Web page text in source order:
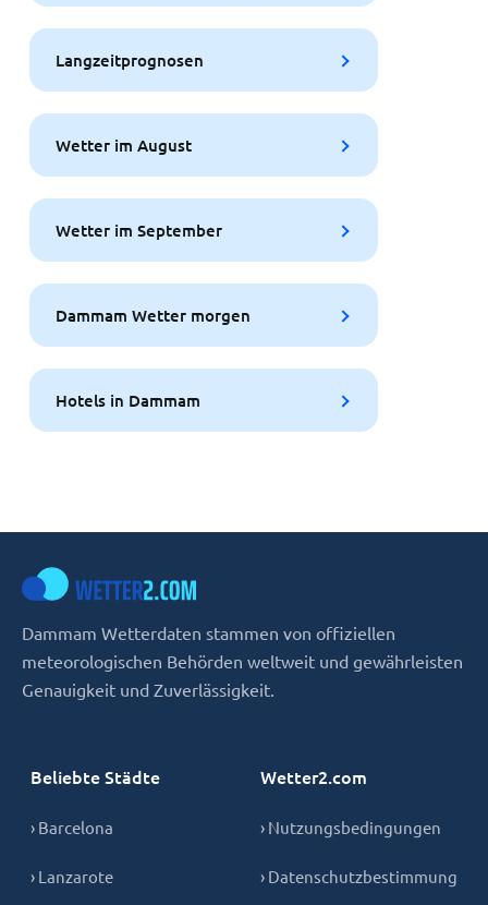
Langzeitprognosen
Wetter im August
Wetter im September
Dammam Wetter morgen
Hotels in Dammam
Dammam Wetterdaten stammen von offiziellen
meteorologischen Behörden weltweit und gewährleisten
Genauigkeit und Zuverlässigkeit.
Beliebte Städte
› Barcelona
› Lanzarote
Wetter2.com
› Nutzungsbedingungen
› Datenschutzbestimmung